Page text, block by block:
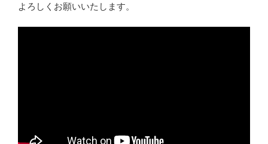
よろしくお願いいたします。